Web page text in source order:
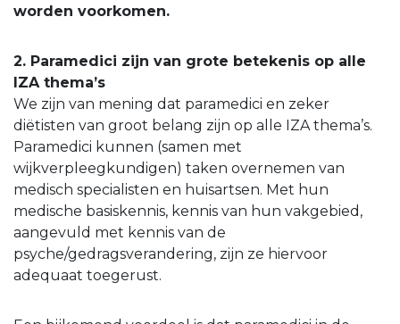
worden voorkomen.
2. Paramedici zijn van grote betekenis op alle
IZA thema’s
We zijn van mening dat paramedici en zeker
diëtisten van groot belang zijn op alle IZA thema’s.
Paramedici kunnen (samen met
wijkverpleegkundigen) taken overnemen van
medisch specialisten en huisartsen. Met hun
medische basiskennis, kennis van hun vakgebied,
aangevuld met kennis van de
psyche/gedragsverandering, zijn ze hiervoor
adequaat toegerust.